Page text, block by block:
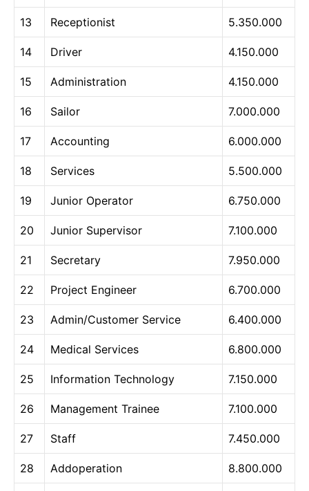
13 Receptionist 5.350.000
14 Driver 4.150.000
15 Administration 4.150.000
16 Sailor 7.000.000
17 Accounting 6.000.000
18 Services 5.500.000
19 Junior Operator 6.750.000
20 Junior Supervisor 7.100.000
21 Secretary 7.950.000
22 Project Engineer 6.700.000
23 Admin/Customer Service 6.400.000
24 Medical Services 6.800.000
25 Information Technology 7.150.000
26 Management Trainee 7.100.000
27 Staff 7.450.000
28 Addoperation 8.800.000